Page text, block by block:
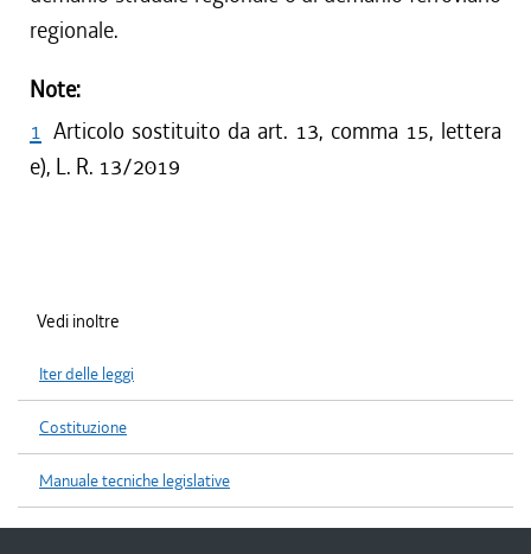
regionale.
Note:
1 Articolo sostituito da art. 13, comma 15, lettera
e), L. R. 13/2019
Vedi inoltre
Iter delle leggi
Costituzione
Manuale tecniche legislative